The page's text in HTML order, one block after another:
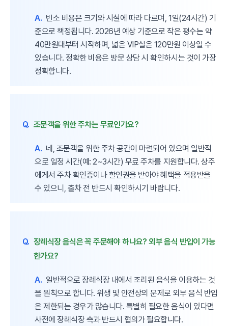
A. 빈소 비용은 크기와 시설에 따라 다르며, 1일(24시간) 기
준으로 책정됩니다. 2026년 예상 기준으로 작은 평수는 약
40만원대부터 시작하며, 넓은 VIP실은 120만원 이상일 수
있습니다. 정확한 비용은 방문 상담 시 확인하시는 것이 가장
정확합니다.
Q. 조문객을 위한 주차는 무료인가요?
A. 네, 조문객을 위한 주차 공간이 마련되어 있으며 일반적
으로 일정 시간(예: 2~3시간) 무료 주차를 지원합니다. 상주
에게서 주차 확인증이나 할인권을 받아야 혜택을 적용받을
수 있으니, 출차 전 반드시 확인하시기 바랍니다.
Q. 장례식장 음식은 꼭 주문해야 하나요? 외부 음식 반입이 가능
한가요?
A. 일반적으로 장례식장 내에서 조리된 음식을 이용하는 것
을 원칙으로 합니다. 위생 및 안전상의 문제로 외부 음식 반입
은 제한되는 경우가 많습니다. 특별히 필요한 음식이 있다면
사전에 장례식장 측과 반드시 협의가 필요합니다.